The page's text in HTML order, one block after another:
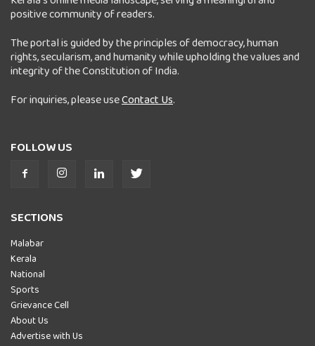
positive community of readers.
The portal is guided by the principles of democracy, human
rights, secularism, and humanity while upholding the values and
integrity of the Constitution of India.
For inquiries, please useContact Us.
FOLLOW US
SECTIONS
Malabar
Kerala
National
Sports
Grievance Cell
About Us
Advertise with Us